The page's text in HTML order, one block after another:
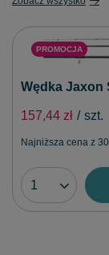
PROMOCJA
Wędka Jaxon
157,44 zł / szt.
Najniższa cena z